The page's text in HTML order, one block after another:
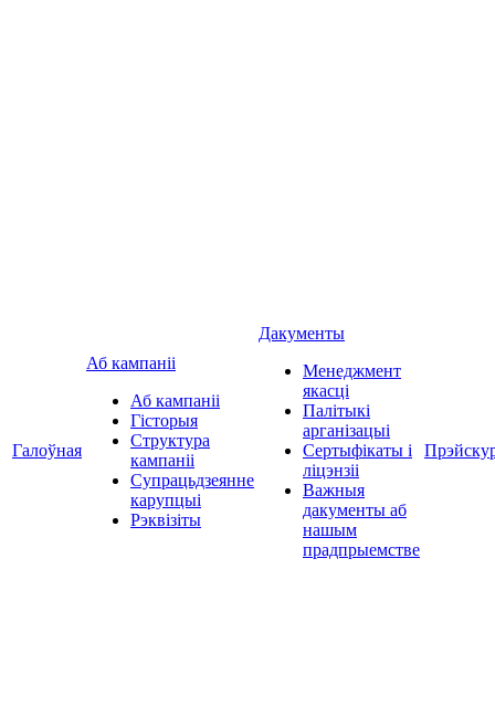
Галоўная
Аб кампаніі
Аб кампаніі
Гісторыя
Структура
кампаніі
Супрацьдзеянне
карупцыі
Рэквізіты
Дакументы
Менеджмент
якасці
Палітыкі
арганізацыі
Сертыфікаты і
ліцэнзіі
Важныя
дакументы аб
нашым
прадпрыемстве